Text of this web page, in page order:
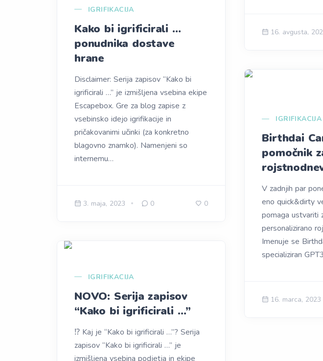
16. avgusta,
IGRIFIKACIJA
Kako bi igrificirali …
ponudnika dostave
hrane
Disclaimer: Serija zapisov “Kako bi
igrificirali …” je izmišljena vsebina ekipe
Escapebox. Gre za blog zapise z
vsebinsko idejo igrifikacije in
pričakovanimi učinki (za konkretno
blagovno znamko). Namenjeni so
internemu…
3. maja, 2023 0 0
IGRIFIKACIJA
Birthdai
pomočnik
V zadnjih par
eno quick&dirty
pomaga ustvariti
personalizirano
Imenuje se
specializiran
16. marca, 2023
IGRIFIKACIJA
NOVO: Serija zapisov
“Kako bi igrificirali …”
⁉️ Kaj je “Kako bi igrificirali …”? Serija
zapisov “Kako bi igrificirali …” je
izmišljena vsebina podjetja in ekipe